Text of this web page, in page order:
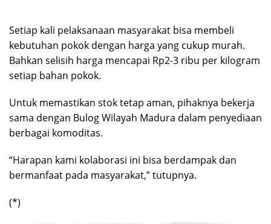
Setiap kali pelaksanaan masyarakat bisa membeli
kebutuhan pokok dengan harga yang cukup murah.
Bahkan selisih harga mencapai Rp2-3 ribu per kilogram
setiap bahan pokok.
Untuk memastikan stok tetap aman, pihaknya bekerja
sama dengan Bulog Wilayah Madura dalam penyediaan
berbagai komoditas.
“Harapan kami kolaborasi ini bisa berdampak dan
bermanfaat pada masyarakat,” tutupnya.
(*)